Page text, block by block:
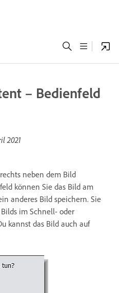
– Bedienfeld
2021
neben dem Bild
können Sie das Bild am
anderes Bild speichern. Sie
im Schnell- oder
kannst das Bild auch auf